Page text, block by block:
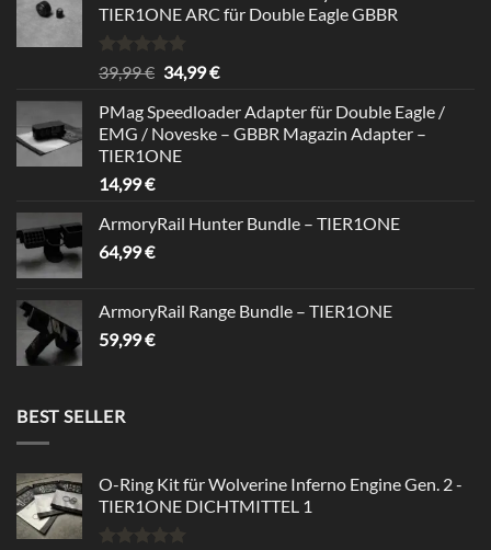
TIER1ONE ARC für Double Eagle GBBR
Bewertet
mit
von 5
39,99€ Ursprünglicher
war:
39,99 €
34,99€Aktueller
ist:
34,99 €.
PMag Speedloader Adapter für Double Eagle /
EMG / Noveske – GBBR Magazin Adapter –
TIER1ONE
14,99€
ArmoryRail Hunter Bundle – TIER1ONE
64,99€
ArmoryRail Range Bundle – TIER1ONE
59,99€
BEST SELLER
O-Ring Kit für Wolverine Inferno Engine Gen. 2 -
TIER1ONE DICHTMITTEL 1